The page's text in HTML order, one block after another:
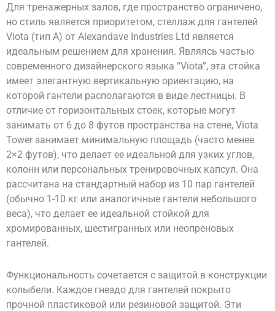
A
Для тренажерных залов, где пространство ограничено,
но стиль является приоритетом, стеллаж для гантелей
Viota (тип A) от Alexandave Industries Ltd является
идеальным решением для хранения. Являясь частью
современного дизайнерского языка “Viota”, эта стойка
имеет элегантную вертикальную ориентацию, на
которой гантели располагаются в виде лестницы. В
отличие от горизонтальных стоек, которые могут
занимать от 6 до 8 футов пространства на стене, Viota
Tower занимает минимальную площадь (часто менее
2×2 футов), что делает ее идеальной для узких углов,
колонн или персональных тренировочных капсул. Она
рассчитана на стандартный набор из 10 пар гантелей
(обычно 1-10 кг или аналогичные гантели небольшого
веса), что делает ее идеальной стойкой для
хромированных, шестигранных или неопреновых
гантелей.
Функциональность сочетается с защитой в конструкции
колыбели. Каждое гнездо для гантелей покрыто
прочной пластиковой или резиновой защитой. Эти